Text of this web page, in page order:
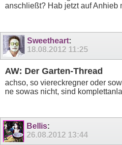
anschließt? Hab jetzt auf Anhieb
Sweetheart:
18.08.2012 11:25
AW: Der Garten-Thread
achso, so viereckregner oder
ne sowas nicht, sind
Bellis:
26.08.2012 13:44